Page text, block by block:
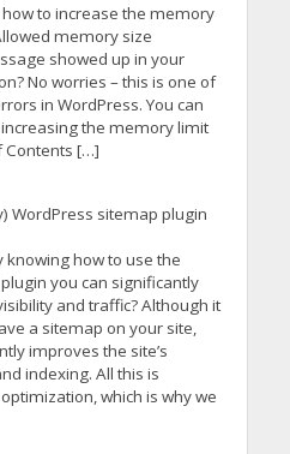
to increase the memory
memory size
showed up in your
No worries – this is one of
in WordPress. You can
the memory limit
Contents […]
WordPress sitemap plugin
knowing how to use the
you can significantly
and traffic? Although it
a sitemap on your site,
improves the site’s
indexing. All this is
which is why we